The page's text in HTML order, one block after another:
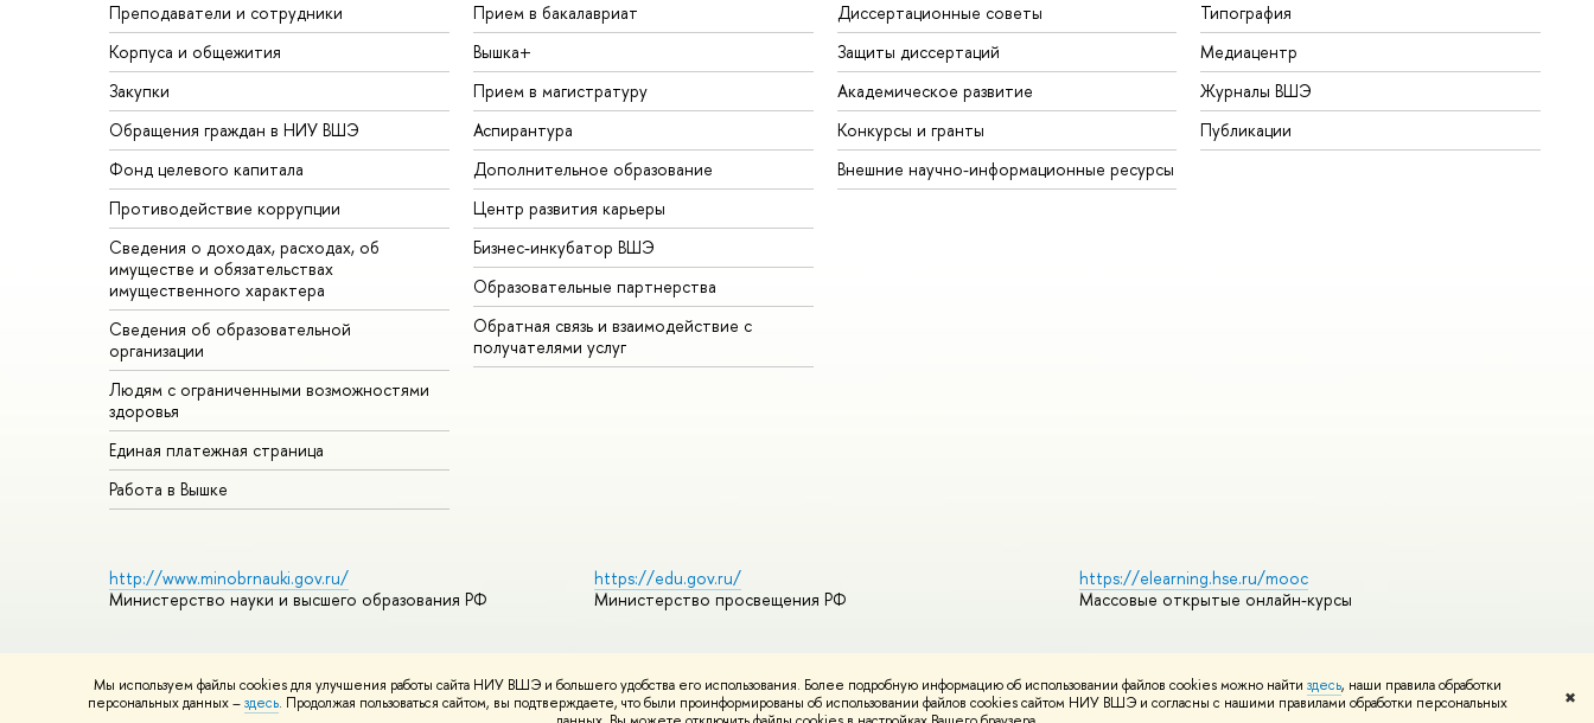
Мы используем файлы cookies для улучшения работы сайта НИУ ВШЭ и большего удобства его использования. Более подробную информацию об использовании файлов cookies можно найти здесь, наши правила обработки
персональных данных –здесь. Продолжая пользоваться сайтом, вы подтверждаете, что были проинформированы об использовании файлов cookies сайтом НИУ ВШЭ и согласны с нашими правилами обработки персональных
✖
Преподаватели и сотрудники
Корпуса и общежития
Закупки
Обращения граждан в НИУ ВШЭ
Фонд целевого капитала
Противодействие коррупции
Сведения о доходах, расходах, об
имуществе и обязательствах
имущественного характера
Сведения об образовательной
организации
Людям с ограниченными возможностями
здоровья
Единая платежная страница
Работа в Вышке
Прием в бакалавриат
Вышка+
Прием в магистратуру
Аспирантура
Дополнительное образование
Центр развития карьеры
Бизнес-инкубатор ВШЭ
Образовательные партнерства
Обратная связь и взаимодействие с
получателями услуг
Диссертационные советы
Защиты диссертаций
Академическое развитие
Конкурсы и гранты
Внешние научно-информационные ресурсы
Типография
Медиацентр
Журналы ВШЭ
Публикации
http://www.minobrnauki.gov.ru/
Министерство науки и высшего образования РФ
https://edu.gov.ru/
Министерство просвещения РФ
https://elearning.hse.ru/mooc
Массовые открытые онлайн-курсы
© НИУ ВШЭ 1993–2026 Адреса и контактыУсловия использования материаловПолитика конфиденциальностиКарта сайта
Шрифты HSE Sans и HSE Slab разработаны вШколе дизайна НИУ ВШЭ
Редактору